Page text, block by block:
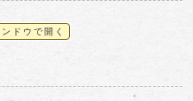
ドウで開く